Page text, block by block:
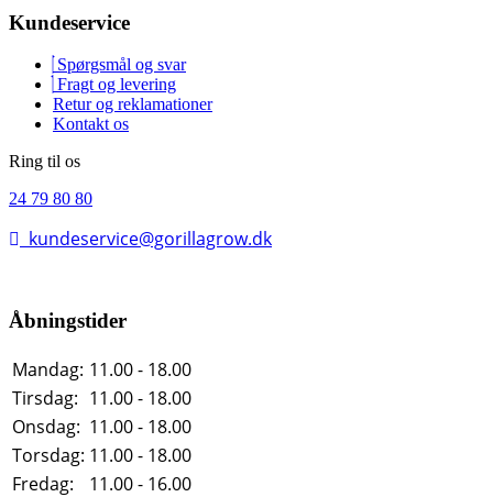
Kundeservice
Spørgsmål og svar
Fragt og levering
Retur og reklamationer
Kontakt os
Ring til os
24 79 80 80
kundeservice@gorillagrow.dk
Åbningstider
Mandag: 11.00 - 18.00
Tirsdag: 11.00 - 18.00
Onsdag: 11.00 - 18.00
Torsdag: 11.00 - 18.00
Fredag:
11.00 - 16.00